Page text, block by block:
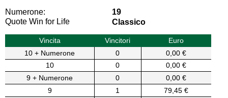
Numerone:
19
Quote Win for Life
Classico
Vincita Vincitori
Euro
10 + Numerone
0
0,00 €
10
0
0,00 €
9 + Numerone
0
0,00 €
9
1
79,45 €